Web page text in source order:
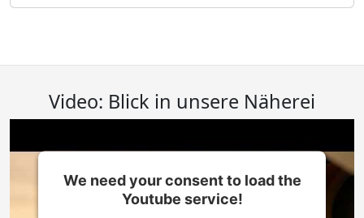
Video: Blick in unsere Näherei
We need your consent to load the
Youtube service!